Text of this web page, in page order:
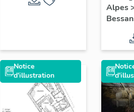
"des
Alpes
Notice
d'illustration